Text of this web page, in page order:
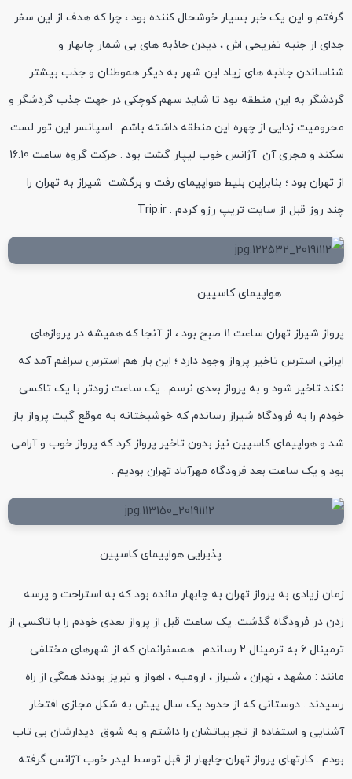
گرفتم و این یک خبر بسیار خوشحال کننده بود ، چرا که هدف از این سفر
جدای از جنبه تفریحی اش ، دیدن جاذبه های بی شمار چابهار و
شناساندن جاذبه های زیاد این شهر به دیگر هموطنان و جذب بیشتر
گردشگر به این منطقه بود تا شاید سهم کوچکی در جهت جذب گردشگر و
محرومیت زدایی از چهره این منطقه داشته باشم . اسپانسر این تور لست
سکند و مجری آن آژانس خوب لیپار گشت بود . حرکت گروه ساعت 16.10
از تهران بود ؛ بنابراین بلیط هواپیمای رفت و برگشت شیراز به تهران را
چند روز قبل از سایت تریپ رزو کردم . Trip.ir
هواپیمای کاسپین
پرواز شیراز تهران ساعت 11 صبح بود ، از آنجا که همیشه در پروازهای
ایرانی استرس تاخیر پرواز وجود دارد ؛ این بار هم استرس سراغم آمد که
نکند تاخیر شود و به پرواز بعدی نرسم . یک ساعت زودتر با یک تاکسی
خودم را به فرودگاه شیراز رساندم که خوشبختانه به موقع گیت پرواز باز
شد و هواپیمای کاسپین نیز بدون تاخیر پرواز کرد که پرواز خوب و آرامی
بود و یک ساعت بعد فرودگاه مهرآباد تهران بودیم .
پذیرایی هواپیمای کاسپین
زمان زیادی به پرواز تهران به چابهار مانده بود که به استراحت و پرسه
زدن در فرودگاه گذشت. یک ساعت قبل از پرواز بعدی خودم را با تاکسی از
ترمینال 6 به ترمینال 2 رساندم . همسفرانمان که از شهرهای مختلفی
مانند : مشهد ، تهران ، شیراز ، ارومیه ، اهواز و تبریز بودند همگی از راه
رسیدند . دوستانی که از حدود یک سال پیش به شکل مجازی افتخار
آشنایی و استفاده از تجربیاتشان را داشتم و به شوق دیدارشان بی تاب
بودم . کارتهای پرواز تهران-چابهار از قبل توسط لیدر خوب آژانس گرفته